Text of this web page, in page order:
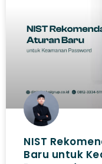
NIST
Baru untuk